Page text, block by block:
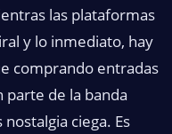
las plataformas
y lo inmediato, hay
comprando entradas
de la banda
ciega. Es